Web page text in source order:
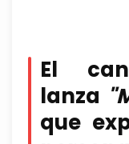
El
lanza
que